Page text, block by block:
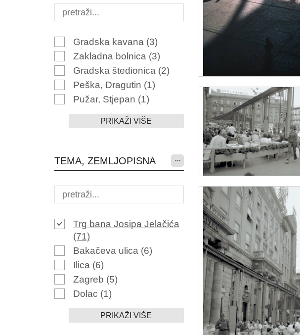
Gradska kavana (3)
Zakladna bolnica (3)
Gradska štedionica (2)
Peška, Dragutin (1)
Pužar, Stjepan (1)
PRIKAŽI VIŠE
TEMA, ZEMLJOPISNA
Trg bana Josipa Jelačića
(71)
Bakačeva ulica (6)
Ilica (6)
Zagreb (5)
Dolac (1)
PRIKAŽI VIŠE